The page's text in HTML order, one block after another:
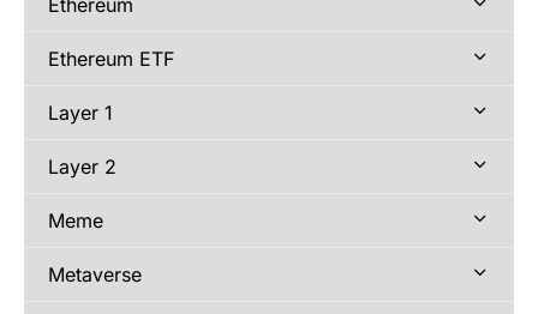
Ethereum
Ethereum ETF
Layer 1
Layer 2
Meme
Metaverse